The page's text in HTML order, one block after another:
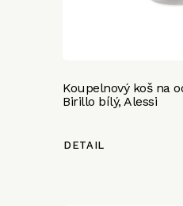
Koupelnový koš na
Birillo bílý, Alessi
DETAIL